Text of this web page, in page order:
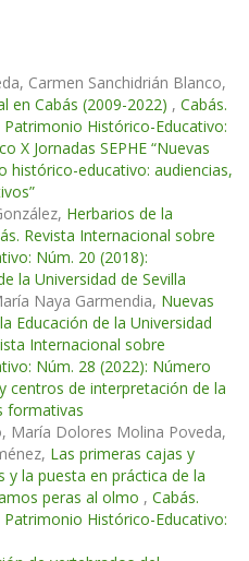
Carmen Sanchidrián Blanco,
en Cabás (2009-2022) , Cabás.
Histórico-Educativo:
X Jornadas SEPHE “Nuevas
histórico-educativo: audiencias,
Herbarios de la
Revista Internacional sobre
Núm. 20 (2018):
la Universidad de Sevilla
Naya Garmendia, Nuevas
Educación de la Universidad
Internacional sobre
Núm. 28 (2022): Número
centros de interpretación de la
formativas
María Dolores Molina Poveda,
Las primeras cajas y
y la puesta en práctica de la
peras al olmo , Cabás.
Histórico-Educativo: